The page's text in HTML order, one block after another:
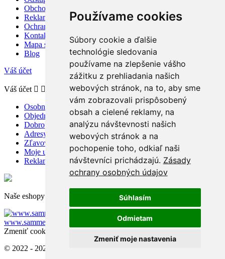
Používame cookies
Súbory cookie a ďalšie
technológie sledovania
používame na zlepšenie vášho
zážitku z prehliadania našich
webových stránok, na to, aby sme
vám zobrazovali prispôsobený
obsah a cielené reklamy, na
analýzu návštevnosti našich
webových stránok a na
pochopenie toho, odkiaľ naši
návštevníci prichádzajú. Zásady
ochrany osobných údajov
Súhlasím
Odmietam
Zmeniť moje nastavenia
Obchodné podmienky
Reklamačný poriadok
Ochrana osobných údajov
Kontaktujte nás
Mapa stránky
Blog
Váš účet
Váš účet  
Osobné údaje
Objednávky
Dobropisy
Adresy
Zľavové kupóny
Moje upozornenia
Reklamácie a odstúpenie od zmluvy
Naše eshopy pre zahraničie:
www.sammer.ro
www.sammer.hu
Zmeniť cookies nastavenia
© 2022 - 2026 - Sammer.sk